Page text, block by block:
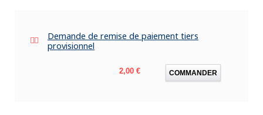
Demande de remise de paiement tiers
provisionnel
Prix
2,00 € COMMANDER